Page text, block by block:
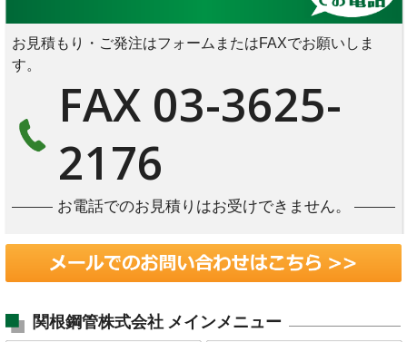
お見積もり・ご発注はフォームまたはFAXでお願いしま
す。
FAX 03-3625-
2176
お電話でのお見積りはお受けできません。
関根鋼管株式会社 メインメニュー